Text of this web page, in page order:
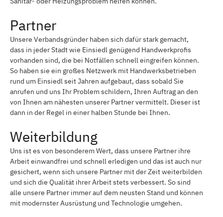
Partner
Unsere Verbandsgründer haben sich dafür stark gemacht,
dass in jeder Stadt wie Einsiedl genügend Handwerkprofis
vorhanden sind, die bei Notfällen schnell eingreifen können.
So haben sie ein großes Netzwerk mit Handwerksbetrieben
rund um Einsiedl seit Jahren aufgebaut, dass sobald Sie
anrufen und uns Ihr Problem schildern, Ihren Auftrag an den
von Ihnen am nähesten unserer Partner vermittelt. Dieser ist
dann in der Regel in einer halben Stunde bei Ihnen.
Weiterbildung
Uns ist es von besonderem Wert, dass unsere Partner ihre
Arbeit einwandfrei und schnell erledigen und das ist auch nur
gesichert, wenn sich unsere Partner mit der Zeit weiterbilden
und sich die Qualität ihrer Arbeit stets verbessert. So sind
alle unsere Partner immer auf dem neusten Stand und können
mit modernster Ausrüstung und Technologie umgehen.